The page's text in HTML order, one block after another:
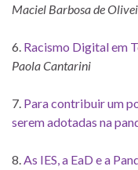
Maciel Barbosa de
6. Racismo Digital em
Paola Cantarini
7. Para contribuir um
serem adotadas na
8.As IES, a EaD e a